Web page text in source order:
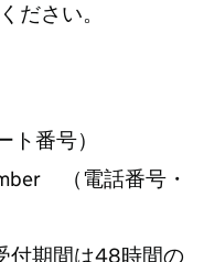
ださい。
番号）
（電話番号・
付期間は48時間の